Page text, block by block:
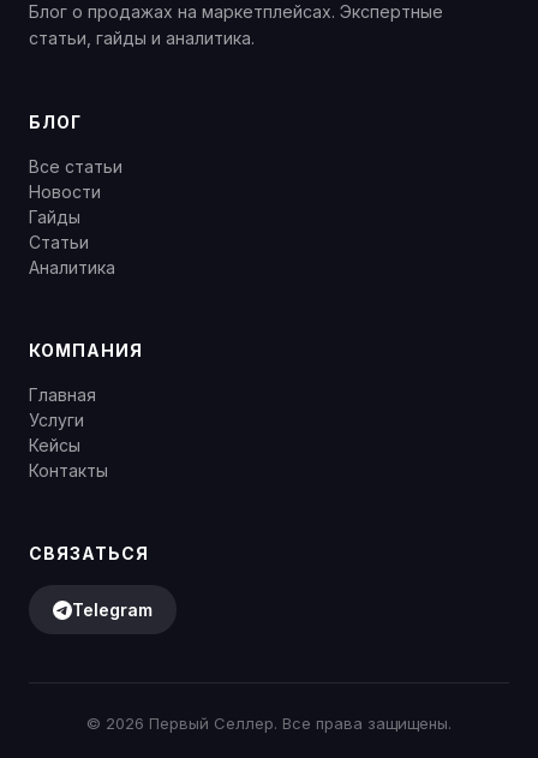
Блог о продажах на маркетплейсах. Экспертные
статьи, гайды и аналитика.
БЛОГ
Все статьи
Новости
Гайды
Статьи
Аналитика
КОМПАНИЯ
Главная
Услуги
Кейсы
Контакты
СВЯЗАТЬСЯ
Telegram
© 2026 Первый Селлер. Все права защищены.